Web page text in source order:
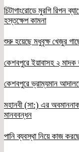
চিটাগাংরোডে মুরগি রিপন
হস্তক্ষেপ কামনা
শুরু হয়েছে মধুবৃক্ষ খেজুর
কেশবপুরে ইয়াবাসহ ২ মাদক
কেশবপুরে ভ্রাম্যমান
মহানবী (সা:) এর
মানববন্ধন
পানি ব্যবস্থা নিয়ে কাজ